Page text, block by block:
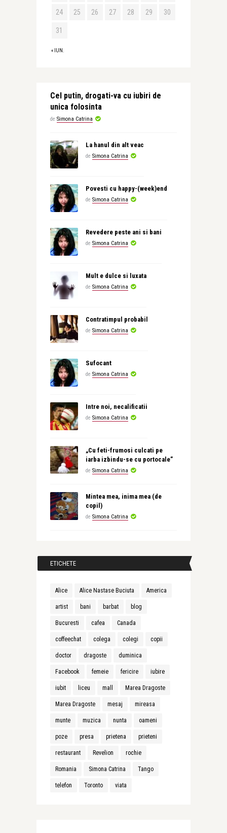
« IUN.
24 25 26 27 28 29 30
31
Cel putin, drogati-va cu iubiri de
unica folosinta
de Simona Catrina
La hanul din alt veac
de Simona Catrina
Povesti cu happy-(week)end
de Simona Catrina
Revedere peste ani si bani
de Simona Catrina
Mult e dulce si luxata
de Simona Catrina
Contratimpul probabil
de Simona Catrina
Sufocant
de Simona Catrina
Intre noi, necalificatii
de Simona Catrina
„Cu feti-frumosi culcati pe
iarba izbindu-se cu portocale”
de Simona Catrina
Mintea mea, inima mea (de
copil)
de Simona Catrina
ETICHETE
Alice Alice Nastase Buciuta America
artist bani barbat blog
Bucuresti cafea Canada
coffeechat colega colegi copii
doctor dragoste duminica
Facebook femeie fericire iubire
iubit liceu mall Marea Dragoste
Marea Dragoste mesaj mireasa
munte muzica nunta oameni
poze presa prietena prieteni
restaurant Revelion rochie
Romania Simona Catrina Tango
telefon Toronto viata